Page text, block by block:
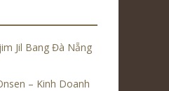
Jil Bang Đà Nẵng
– Kinh Doanh